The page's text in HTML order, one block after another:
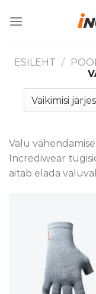
ESILEHT /
Valu
Incrediwear
aitab elada